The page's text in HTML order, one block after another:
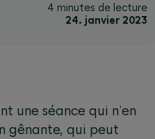
4 minutes de lecture
24. janvier 2023
une séance qui n’en
gênante, qui peut